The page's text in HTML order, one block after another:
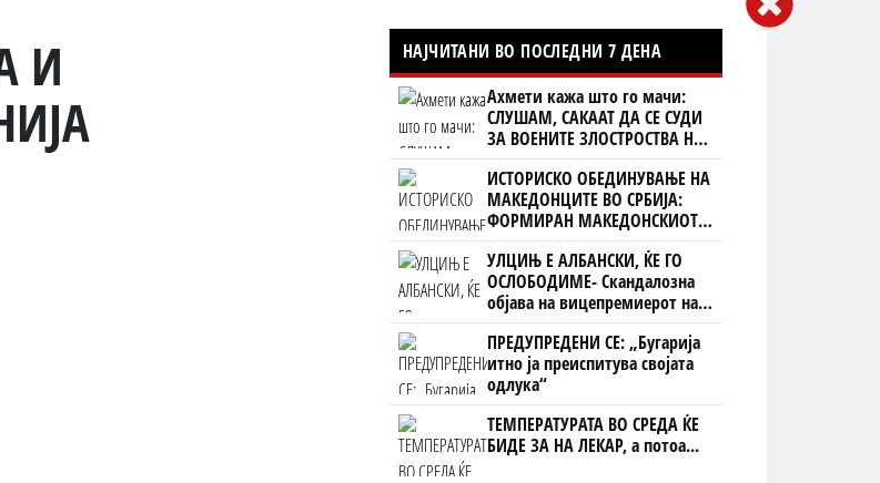
И
НАЈЧИТАНИ ВО ПОСЛЕДНИ 7 ДЕНА
Ахмети кажа што го мачи:
СЛУШАМ, САКААТ ДА СЕ СУДИ
ЗА ВОЕНИТЕ ЗЛОСТРОСТВА НА
УЧК...
ИСТОРИСКО ОБЕДИНУВАЊЕ НА
МАКЕДОНЦИТЕ ВО СРБИЈА:
ФОРМИРАН МАКЕДОНСКИОТ
НАЦИОНАЛЕН СОЈУЗ
УЛЦИЊ Е АЛБАНСКИ, ЌЕ ГО
ОСЛОБОДИМЕ- Скандалозна
објава на вицепремиерот на
Црна Гора
ПРЕДУПРЕДЕНИ СЕ: „Бугарија
итно ја преиспитува својата
одлука“
ТЕМПЕРАТУРАТА ВО СРЕДА ЌЕ
БИДЕ ЗА НА ЛЕКАР, а потоа...